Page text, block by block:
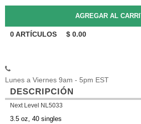
0ARTÍCULOS $ 0.00
Lunes a Viernes 9am - 5pm EST
DESCRIPCIÓN
Next Level NL5033
3.5 oz, 40 singles